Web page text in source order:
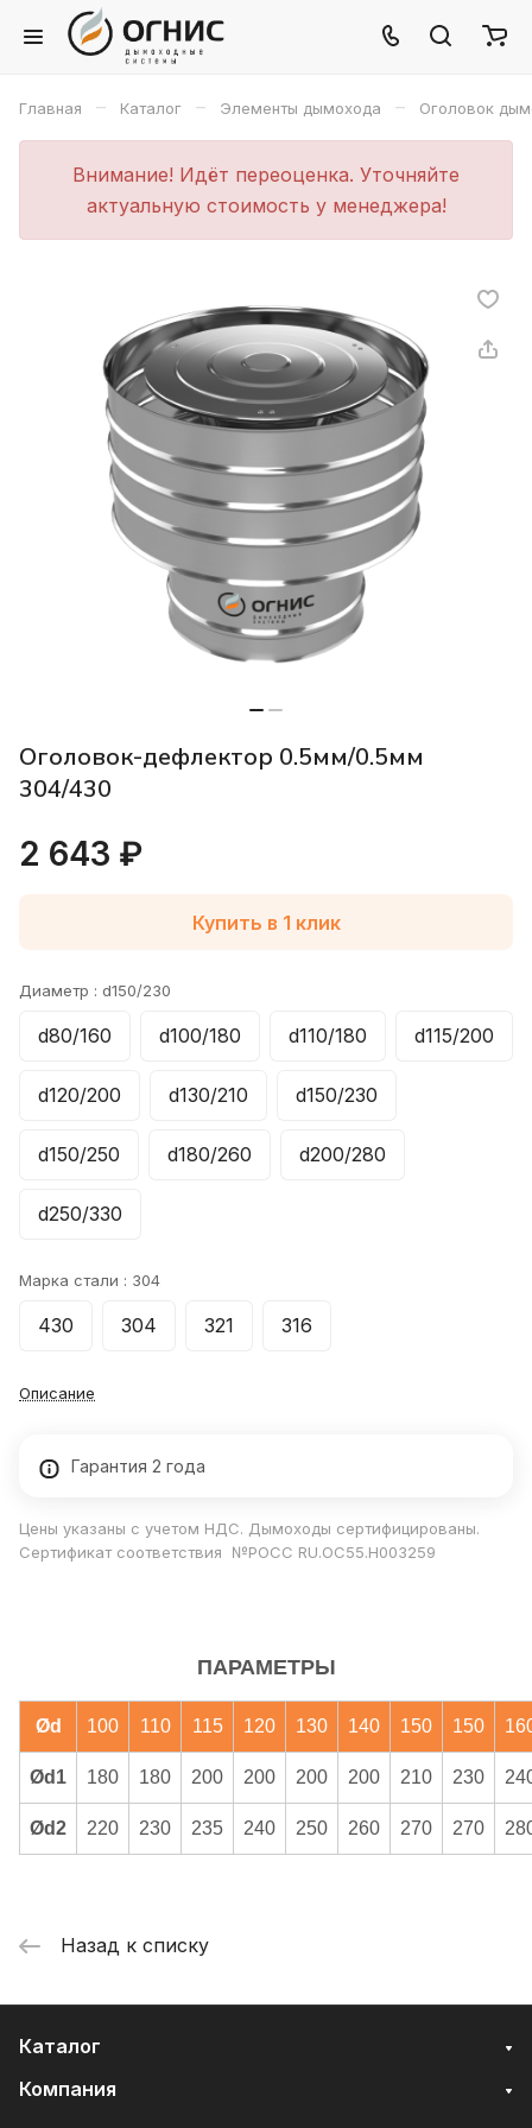
Главная – Каталог – Элементы дымохода – Оголовок
Внимание! Идёт переоценка. Уточняйте
актуальную стоимость у менеджера!
Оголовок-дефлектор 0.5мм/0.5мм
304/430
2 643 ₽
Купить в 1 клик
Диаметр : d150/230
d80/160 d100/180 d110/180 d115/200
d120/200 d130/210 d150/230
d150/250 d180/260 d200/280
d250/330
Марка стали : 304
430 304 321 316
Описание
Гарантия 2 года
Цены указаны с учетом НДС. Дымоходы сертифицированы.
Сертификат соответствия №РОСС RU.ОС55.Н003259
ПАРАМЕТРЫ
Ød 100 110 115 120 130 140 150 150
Ød1 180 180 200 200 200 200 210 230
Ød2 220 230 235 240 250 260 270 270
Назад к списку
Каталог
Компания